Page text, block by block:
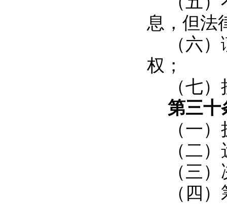
息，但法
（六
权；
（七
第三十
（一
（二
（三
（四